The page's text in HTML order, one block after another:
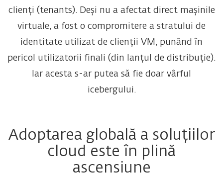
clienți (tenants). Deși nu a afectat direct mașinile
virtuale, a fost o compromitere a stratului de
identitate utilizat de clienții VM, punând în
pericol utilizatorii finali (din lanțul de distribuție).
Iar acesta s-ar putea să fie doar vârful
icebergului.
Adoptarea globală a soluțiilor
cloud este în plină
ascensiune